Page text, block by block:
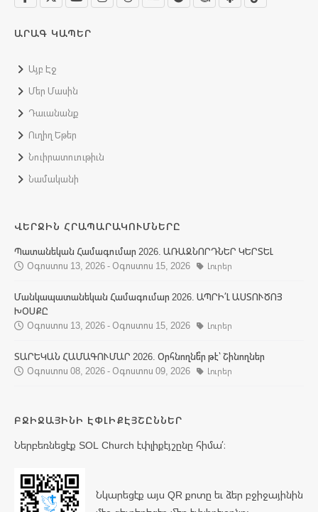
ԱՐԱԳ ԿԱՊԵՐ
Այբ Էջ
Մեր Մասին
Դաւանանք
Ուղիղ Եթեր
Նուիրատուութիւն
Նամականի
ՎԵՐՋԻՆ ՀՐԱՊԱՐԱԿՈՒՄՆԵՐԸ
Պատանեկան Համագումար 2026. ԱՌԱՋՆՈՐԴՆԵՐ ԿԵՐՏԵԼ
Օգոստոս 13, 2026 - Օգոստոս 15, 2026
Լուրեր
Մանկապատանեկան Համագումար 2026. ԱՊՐԻ՛Լ ԱՍՏՈՒԾՈՅ
ԽՕՍՔԸ
Օգոստոս 13, 2026 - Օգոստոս 15, 2026
Լուրեր
ՏԱՐԵԿԱՆ ՀԱՄԱԳՈՒՄԱՐ 2026. Օրհնողնե՞ր թէ՝ Շինողներ
Օգոստոս 08, 2026 - Օգոստոս 09, 2026
Լուրեր
ԲՋԻՋԱՅԻՆԻ ԷՓԼԻՔԷՅՇԸՆՆԵՐ
Ներբեռնեցէք SOL Church էփլիքէյշընը հիմա՛։
Նկարեցէք այս QR քոտը եւ ձեր բջիջայինին